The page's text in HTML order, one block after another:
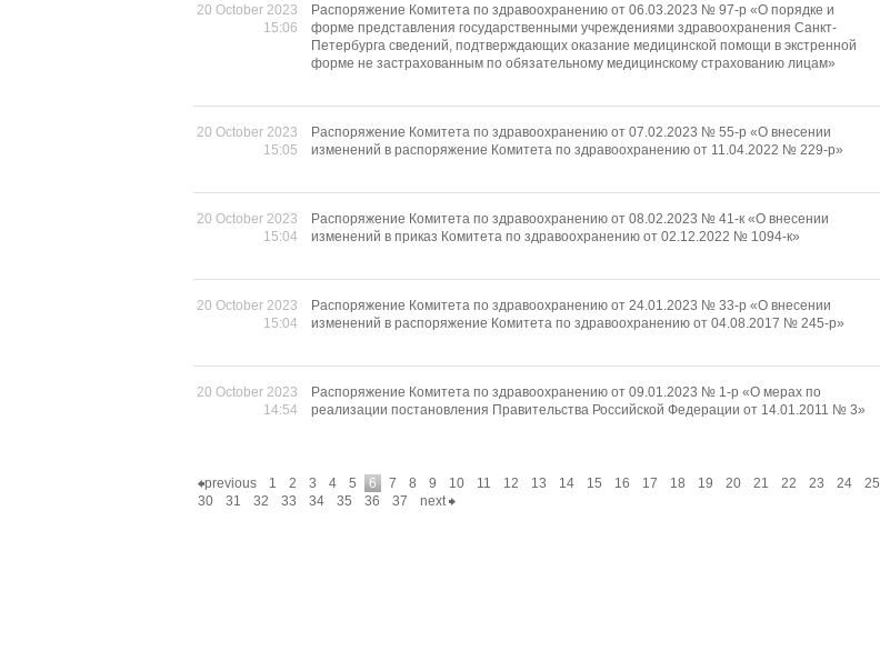
20 October 2023
15:06
Распоряжение Комитета по здравоохранению от 06.03.2023 № 97-р «О порядке и
форме представления государственными учреждениями здравоохранения Санкт-
Петербурга сведений, подтверждающих оказание медицинской помощи в экстренной
форме не застрахованным по обязательному медицинскому страхованию лицам»
20 October 2023
15:05
Распоряжение Комитета по здравоохранению от 07.02.2023 № 55-р «О внесении
изменений в распоряжение Комитета по здравоохранению от 11.04.2022 № 229-р»
20 October 2023
15:04
Распоряжение Комитета по здравоохранению от 08.02.2023 № 41-к «О внесении
изменений в приказ Комитета по здравоохранению от 02.12.2022 № 1094-к»
20 October 2023
15:04
Распоряжение Комитета по здравоохранению от 24.01.2023 № 33-р «О внесении
изменений в распоряжение Комитета по здравоохранению от 04.08.2017 № 245-р»
20 October 2023
14:54
Распоряжение Комитета по здравоохранению от 09.01.2023 № 1-р «О мерах по
реализации постановления Правительства Российской Федерации от 14.01.2011 № 3»
previous 1 2 3 4 5 6 7 8 9 10 11 12 13 14 15 16 17 18 19 20 21 22 23 24 25
30
31 32 33 34 35 36 37 next